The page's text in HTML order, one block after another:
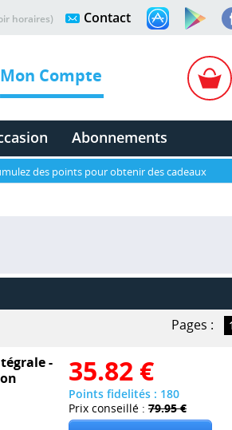
Contact
horaires)
Mon Compte
Abonnements
des points pour obtenir des cadeaux
Pages :
-
35.82 €
Points fidelités : 180
Prix conseillé : 79.95 €